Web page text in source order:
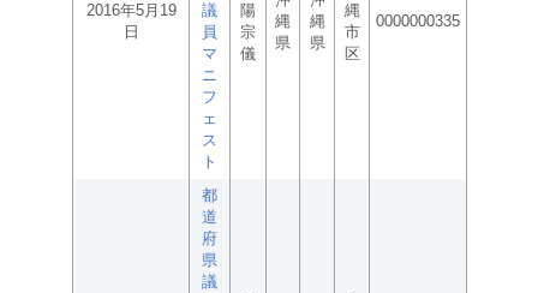
2016年5月19
日
議
員
マ
ニ
フ
ェ
ス
ト
陽
宗
儀
縄
県
縄
県
縄
市
区
0000000335
都
道
府
県
議